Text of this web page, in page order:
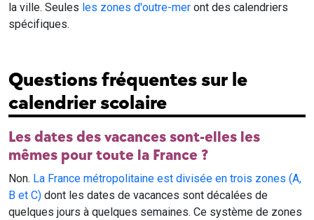
la ville. Seules les zones d'outre-mer ont des calendriers
spécifiques.
Questions fréquentes sur le
calendrier scolaire
Les dates des vacances sont-elles les
mêmes pour toute la France ?
Non. La France métropolitaine est divisée en trois zones (A,
B et C) dont les dates de vacances sont décalées de
quelques jours à quelques semaines. Ce système de zones